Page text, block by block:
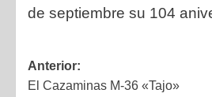
de septiembre su 104
Anterior:
El Cazaminas M-36 «Tajo»